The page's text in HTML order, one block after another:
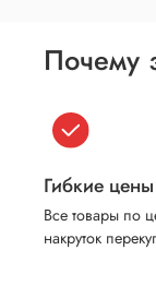
Почему
Гибкие цены
Все товары по
накруток